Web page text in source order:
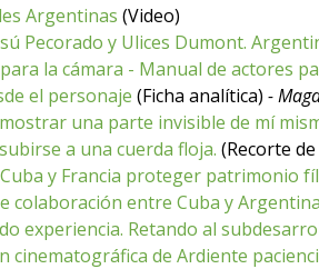
Argentinas (Video)
Pecorado y Ulices Dumont.
la cámara - Manual de actores
el personaje (Ficha analítica) -
una parte invisible de mí
a una cuerda floja. (Recorte
y Francia proteger patrimonio
colaboración entre Cuba y Argentina
experiencia. Retando al
cinematográfica de Ardiente